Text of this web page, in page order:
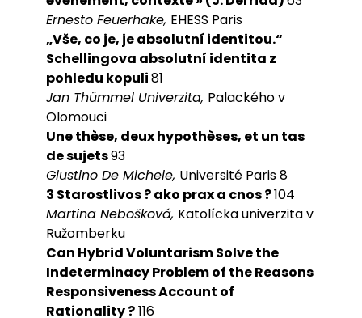
Ernesto Feuerhake, EHESS Paris
„Vše, co je, je absolutní identitou.“
Schellingova absolutní identita z
pohledu kopuli81
Jan Thümmel Univerzita, Palackého v
Olomouci
Une thèse, deux hypothèses, et un tas
de sujets93
Giustino De Michele, Université Paris 8
3 Starostlivos ? ako prax a cnos ?104
Martina Nebošková, Katolícka univerzita v
Ružomberku
Can Hybrid Voluntarism Solve the
Indeterminacy Problem of the Reasons
Responsiveness Account of
Rationality ?116